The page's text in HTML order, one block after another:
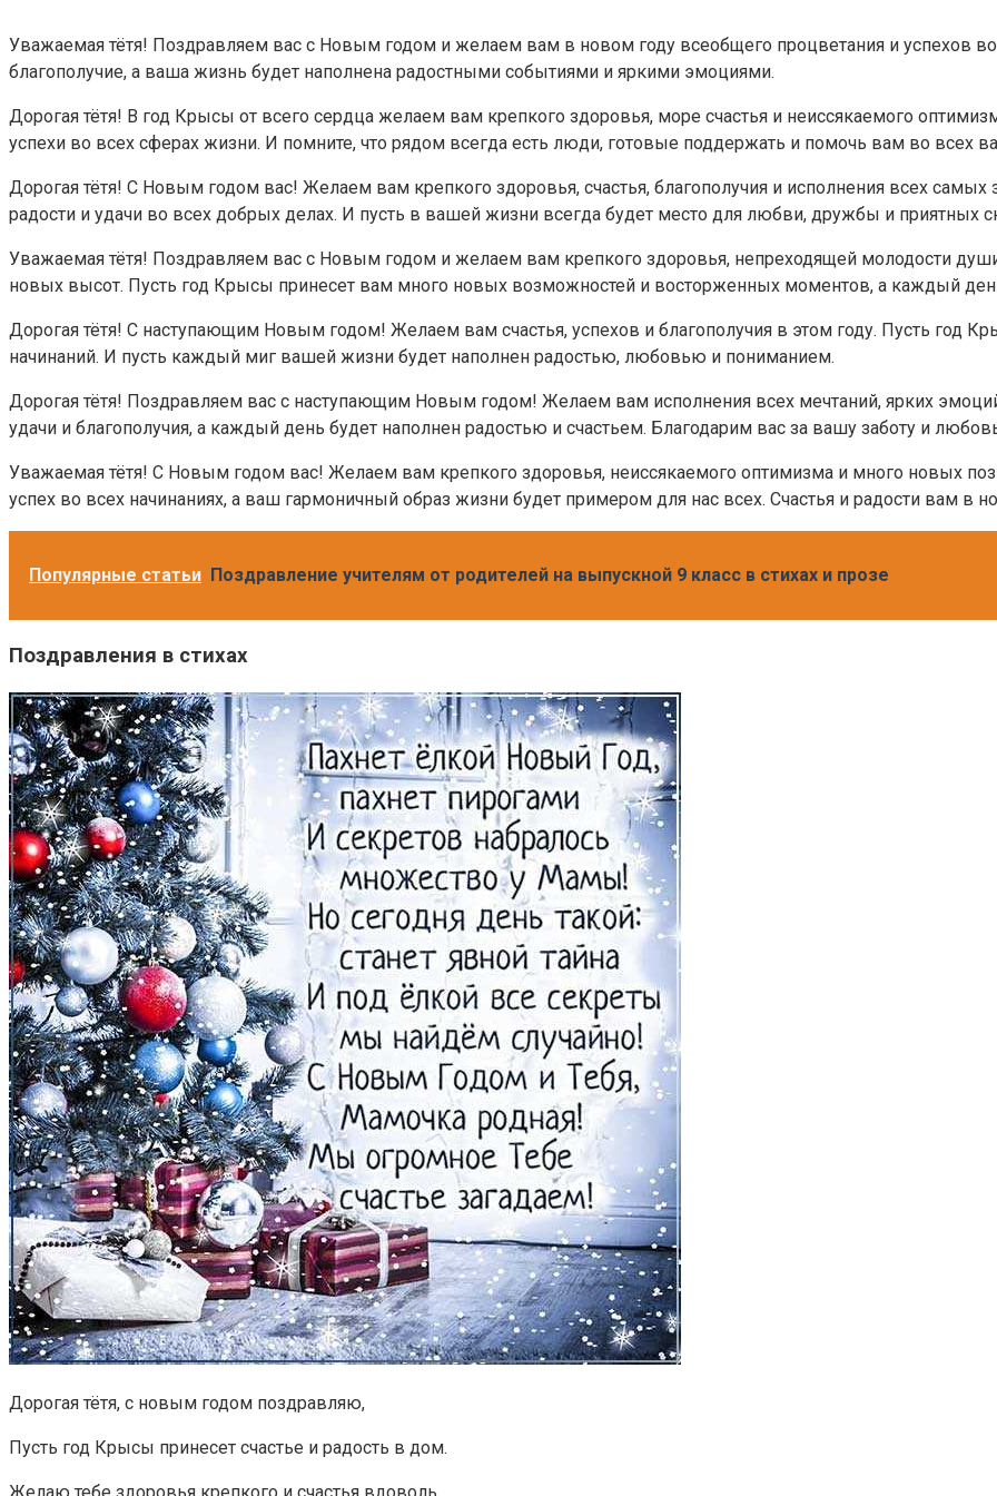
Уважаемая тётя! Поздравляем вас с Новым годом и желаем вам в новом году всеобщего процветания и успехов
благополучие, а ваша жизнь будет наполнена радостными событиями и яркими эмоциями.
Дорогая тётя! В год Крысы от всего сердца желаем вам крепкого здоровья, море счастья и неиссякаемого
успехи во всех сферах жизни. И помните, что рядом всегда есть люди, готовые поддержать и помочь вам во всех
Дорогая тётя! С Новым годом вас! Желаем вам крепкого здоровья, счастья, благополучия и исполнения всех
радости и удачи во всех добрых делах. И пусть в вашей жизни всегда будет место для любви, дружбы и приятных
Уважаемая тётя! Поздравляем вас с Новым годом и желаем вам крепкого здоровья, непреходящей молодости
новых высот. Пусть год Крысы принесет вам много новых возможностей и восторженных моментов, а каждый
Дорогая тётя! С наступающим Новым годом! Желаем вам счастья, успехов и благополучия в этом году. Пусть год
начинаний. И пусть каждый миг вашей жизни будет наполнен радостью, любовью и пониманием.
Дорогая тётя! Поздравляем вас с наступающим Новым годом! Желаем вам исполнения всех мечтаний, ярких
удачи и благополучия, а каждый день будет наполнен радостью и счастьем. Благодарим вас за вашу заботу и
Уважаемая тётя! С Новым годом вас! Желаем вам крепкого здоровья, неиссякаемого оптимизма и много новых
успех во всех начинаниях, а ваш гармоничный образ жизни будет примером для нас всех. Счастья и радости вам в
Популярные статьи Поздравление учителям от родителей на выпускной 9 класс в стихах и прозе
Поздравления в стихах
Дорогая тётя, с новым годом поздравляю,
Пусть год Крысы принесет счастье и радость в дом.